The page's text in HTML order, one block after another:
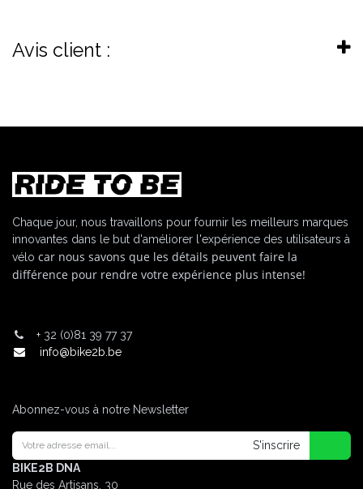
Avis client :
Chaque jour, nous travaillons pour fournir les meilleurs marques
innovantes dans le but d'améliorer l'expérience des utilisateurs à
vélo car nous savons que les détails peuvent faire la
différence pour rendre votre expérience plus intense!
+ 32 (0)81 39 77 37
info@bike2b.be
Abonnez-vous à notre Newsletter
S'inscrire
BIKE2B DNA
Rue des Artisans, 30